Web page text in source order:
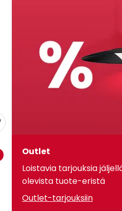
Outlet
Loistavia tarjouksia
olevista tuote-eristä
Outlet-tarjouksiin